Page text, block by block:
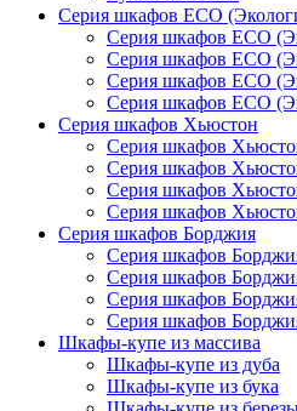
Серия шкафов ECO
Серия шкафов ECO
Серия шкафов ECO
Серия шкафов ECO
Серия шкафов ECO
Серия шкафов Хьюстон
Серия шкафов
Серия шкафов
Серия шкафов
Серия шкафов
Серия шкафов Борджия
Серия шкафов
Серия шкафов
Серия шкафов
Серия шкафов
Шкафы-купе из массива
Шкафы-купе из дуба
Шкафы-купе из бука